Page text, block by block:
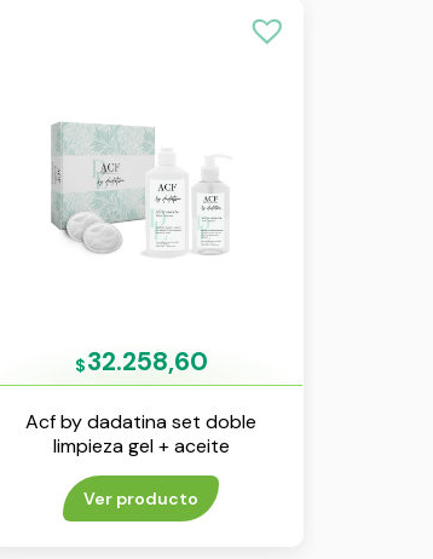
$32.258,60
Acf by dadatina set doble
limpieza gel + aceite
Ver producto